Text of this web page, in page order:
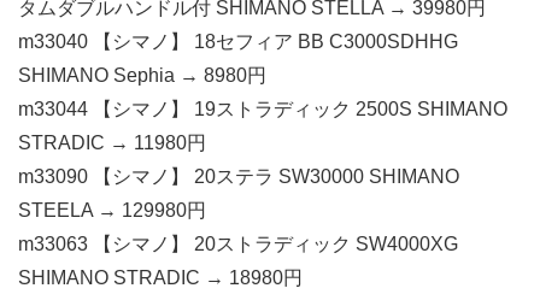
タムダブルハンドル付 SHIMANO STELLA → 39980円
m33040 【シマノ】 18セフィア BB C3000SDHHG
SHIMANO Sephia → 8980円
m33044 【シマノ】 19ストラディック 2500S SHIMANO
STRADIC → 11980円
m33090 【シマノ】 20ステラ SW30000 SHIMANO
STEELA → 129980円
m33063 【シマノ】 20ストラディック SW4000XG
SHIMANO STRADIC → 18980円